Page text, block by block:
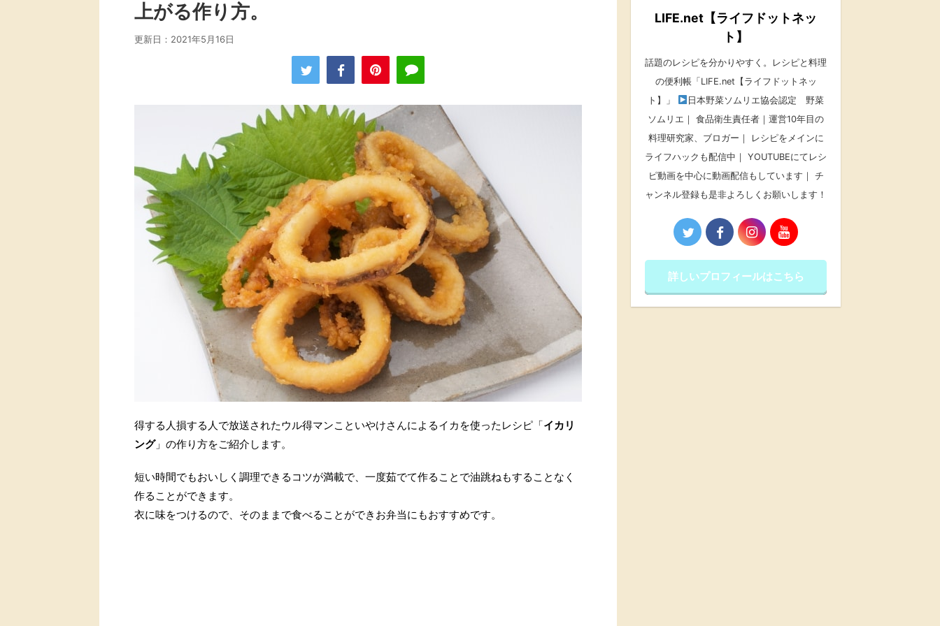
上がる作り方。
更新日： 2021年5月16日
得する人損する人で放送されたウル得マンこといやけさんによるイカを使ったレシピ「イカリ
ング」の作り方をご紹介します。
短い時間でもおいしく調理できるコツが満載で、一度茹でて作ることで油跳ねもすることなく
作ることができます。
衣に味をつけるので、そのままで食べることができお弁当にもおすすめです。
LIFE.net【ライフドットネッ
ト】
話題のレシピを分かりやすく。レシピと料理
の便利帳「LIFE.net【ライフドットネッ
ト】」
日本野菜ソムリエ協会認定 野菜
ソムリエ｜ 食品衛生責任者｜運営10年目の
料理研究家、ブロガー｜ レシピをメインに
ライフハックも配信中｜ YOUTUBEにてレシ
ピ動画を中心に動画配信もしています｜ チ
ャンネル登録も是非よろしくお願いします！
詳しいプロフィールはこちら